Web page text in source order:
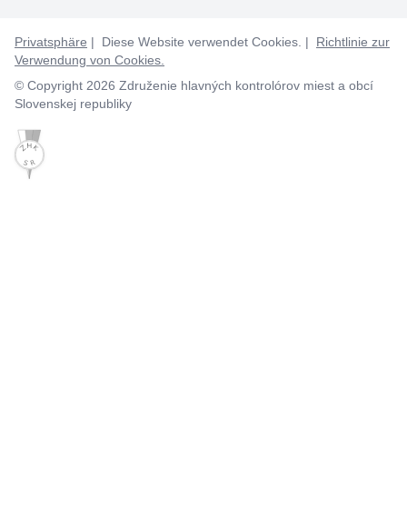
Privatsphäre | Diese Website verwendet Cookies. | Richtlinie zur
Verwendung von Cookies.
© Copyright 2026 Združenie hlavných kontrolórov miest a obcí
Slovenskej republiky